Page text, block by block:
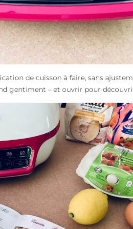
de cuisson à faire, sans
gentiment – et ouvrir pour